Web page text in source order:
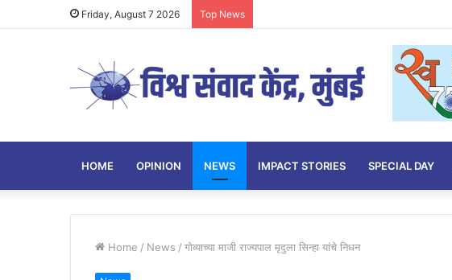
Friday, August 7 2026 Top News
HOME OPINION NEWS IMPACT STORIES SPECIAL DAY
Home / News / गोव्याच्या माजी राज्यपाल मृदुला सिन्हा यांचे निधन